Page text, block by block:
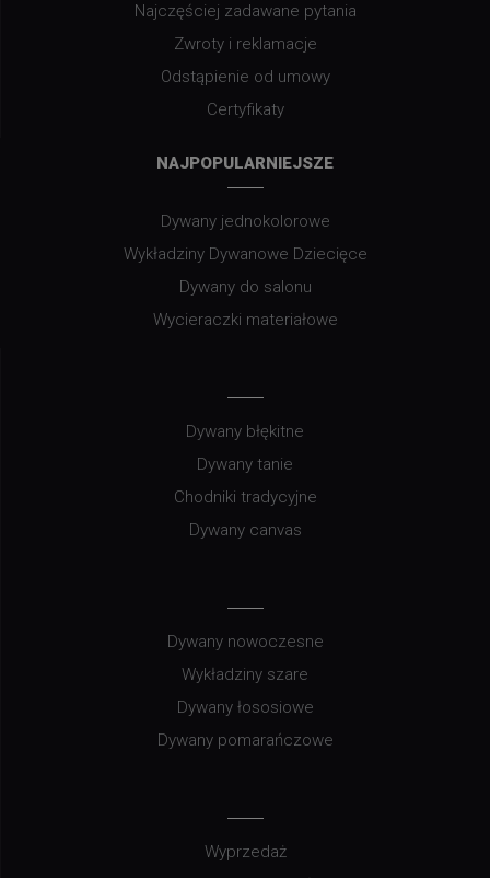
Najczęściej zadawane pytania
Zwroty i reklamacje
Odstąpienie od umowy
Certyfikaty
NAJPOPULARNIEJSZE
Dywany jednokolorowe
Wykładziny Dywanowe Dziecięce
Dywany do salonu
Wycieraczki materiałowe
Dywany błękitne
Dywany tanie
Chodniki tradycyjne
Dywany canvas
Dywany nowoczesne
Wykładziny szare
Dywany łososiowe
Dywany pomarańczowe
Wyprzedaż